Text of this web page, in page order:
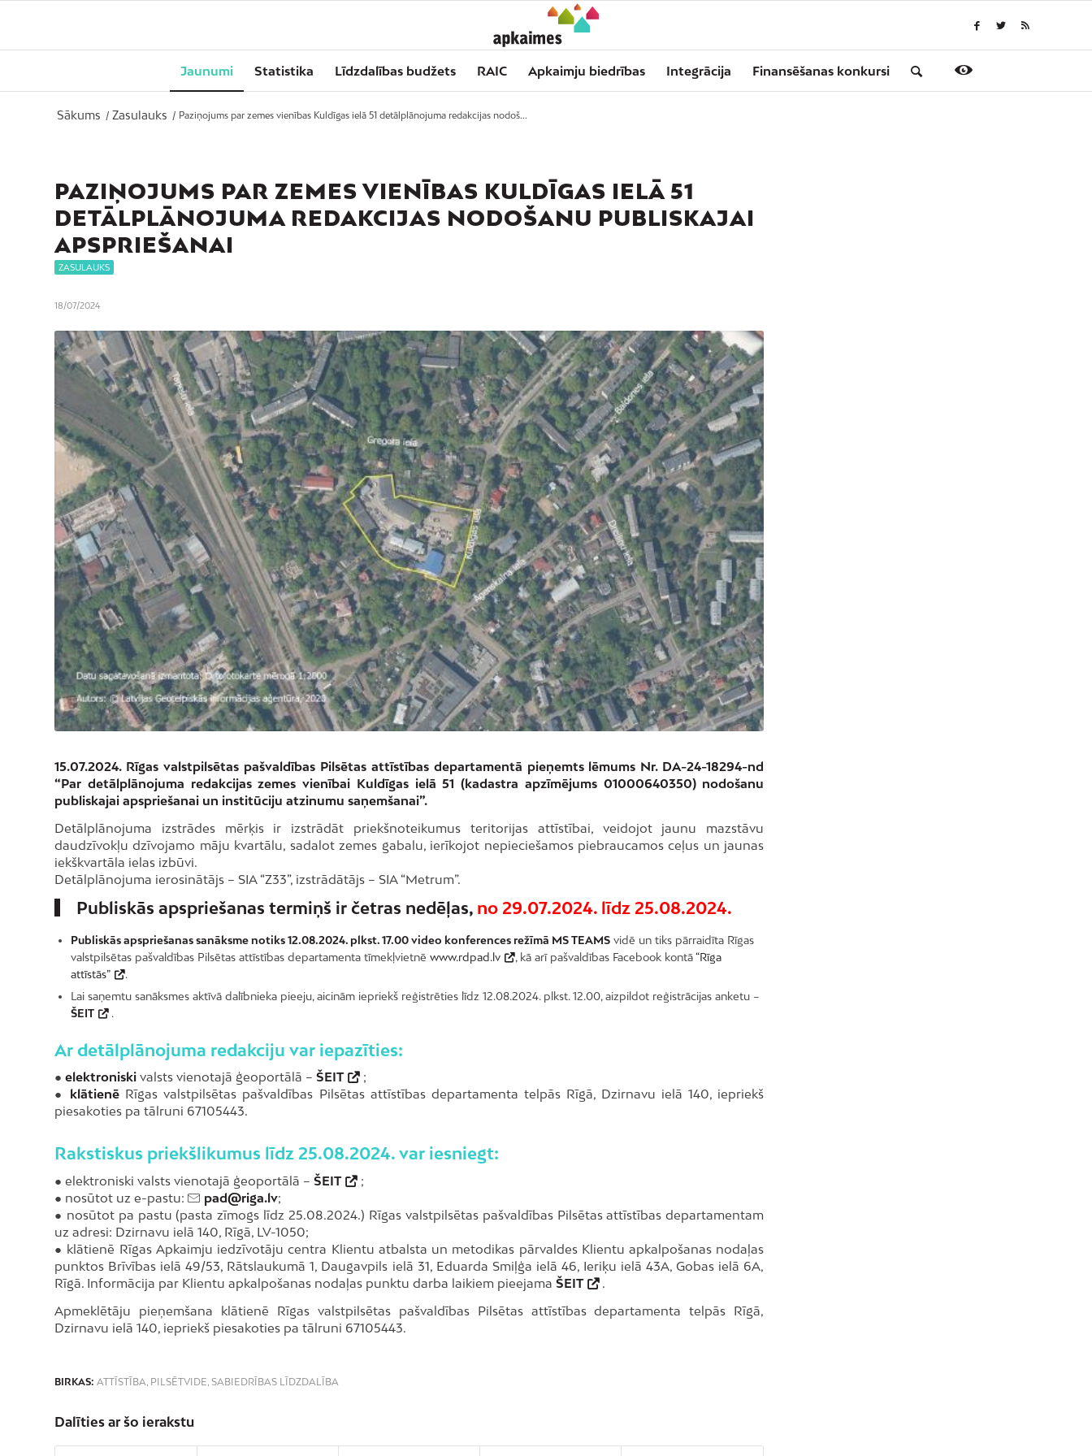
Jaunumi Statistika Līdzdalības budžets RAIC Apkaimju biedrības Integrācija Finansēšanas konkursi
Sākums / Zasulauks / Paziņojums par zemes vienības Kuldīgas ielā 51 detālplānojuma redakcijas nodoš...
PAZIŅOJUMS PAR ZEMES VIENĪBAS KULDĪGAS IELĀ 51
DETĀLPLĀNOJUMA REDAKCIJAS NODOŠANU PUBLISKAJAI
APSPRIEŠANAI
ZASULAUKS
18/07/2024
15.07.2024. Rīgas valstpilsētas pašvaldības Pilsētas attīstības departamentā pieņemts lēmums Nr. DA-24-18294-nd
“Par detālplānojuma redakcijas zemes vienībai Kuldīgas ielā 51 (kadastra apzīmējums 01000640350) nodošanu
publiskajai apspriešanai un institūciju atzinumu saņemšanai”.
Detālplānojuma izstrādes mērķis ir izstrādāt priekšnoteikumus teritorijas attīstībai, veidojot jaunu mazstāvu
daudzīvokļu dzīvojamo māju kvartālu, sadalot zemes gabalu, ierīkojot nepieciešamos piebraucamos ceļus un jaunas
iekškvartāla ielas izbūvi.
Detālplānojuma ierosinātājs – SIA “Z33”, izstrādātājs – SIA “Metrum”.
Publiskās apspriešanas termiņš ir četras nedēļas, no 29.07.2024. līdz 25.08.2024.
Publiskās apspriešanas sanāksme notiks 12.08.2024. plkst. 17.00 video konferences režīmā MS TEAMS vidē un tiks pārraidīta Rīgas
valstpilsētas pašvaldības Pilsētas attīstības departamenta tīmekļvietnē www.rdpad.lv , kā arī pašvaldības Facebook kontā“Rīga
attīstās”
.
Lai saņemtu sanāksmes aktīvā dalībnieka pieeju, aicinām iepriekš reģistrēties līdz 12.08.2024. plkst. 12.00, aizpildot reģistrācijas anketu –
ŠEIT
.
Ar detālplānojuma redakciju var iepazīties:
● elektroniski valsts vienotajā ģeoportālā – ŠEIT
;
● klātienē Rīgas valstpilsētas pašvaldības Pilsētas attīstības departamenta telpās Rīgā, Dzirnavu ielā 140, iepriekš
piesakoties pa tālruni 67105443.
Rakstiskus priekšlikumus līdz 25.08.2024. var iesniegt:
● elektroniski valsts vienotajā ģeoportālā – ŠEIT
;
● nosūtot uz e-pastu:
pad@riga.lv;
● nosūtot pa pastu (pasta zīmogs līdz 25.08.2024.) Rīgas valstpilsētas pašvaldības Pilsētas attīstības departamentam
uz adresi: Dzirnavu ielā 140, Rīgā, LV-1050;
● klātienē Rīgas Apkaimju iedzīvotāju centra Klientu atbalsta un metodikas pārvaldes Klientu apkalpošanas nodaļas
punktos Brīvības ielā 49/53, Rātslaukumā 1, Daugavpils ielā 31, Eduarda Smiļģa ielā 46, Ieriķu ielā 43A, Gobas ielā 6A,
Rīgā. Informācija par Klientu apkalpošanas nodaļas punktu darba laikiem pieejama ŠEIT
.
Apmeklētāju pieņemšana klātienē Rīgas valstpilsētas pašvaldības Pilsētas attīstības departamenta telpās Rīgā,
Dzirnavu ielā 140, iepriekš piesakoties pa tālruni 67105443.
BIRKAS: ATTĪSTĪBA, PILSĒTVIDE, SABIEDRĪBAS LĪDZDALĪBA
Dalīties ar šo ierakstu